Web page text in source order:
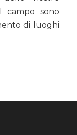
campo sono
di luoghi